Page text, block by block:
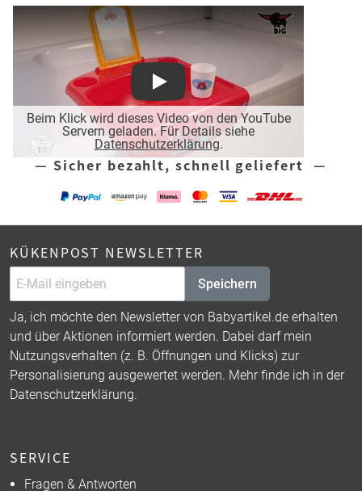
Beim Klick wird dieses Video von den YouTube
Servern geladen. Für Details siehe
Datenschutzerklärung.
Play
— Sicher bezahlt, schnell geliefert —
KÜKENPOST NEWSLETTER
Speichern
Ja, ich möchte den Newsletter von Babyartikel.de erhalten
und über Aktionen informiert werden. Dabei darf mein
Nutzungsverhalten (z. B. Öffnungen und Klicks) zur
Personalisierung ausgewertet werden. Mehr finde ich in der
Datenschutzerklärung.
SERVICE
Fragen & Antworten